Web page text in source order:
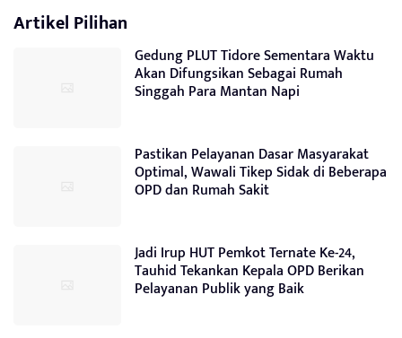
Artikel Pilihan
Gedung PLUT Tidore Sementara Waktu
Akan Difungsikan Sebagai Rumah
Singgah Para Mantan Napi
Pastikan Pelayanan Dasar Masyarakat
Optimal, Wawali Tikep Sidak di Beberapa
OPD dan Rumah Sakit
Jadi Irup HUT Pemkot Ternate Ke-24,
Tauhid Tekankan Kepala OPD Berikan
Pelayanan Publik yang Baik